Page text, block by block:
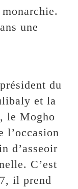
une
du
et la
le Mogho
l’occasion
d’asseoir
C’est
il prend